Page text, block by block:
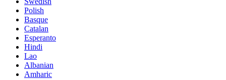
Polish
Basque
Catalan
Esperanto
Hindi
Lao
Albanian
Amharic